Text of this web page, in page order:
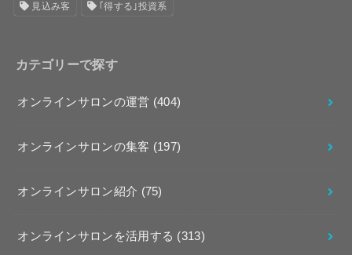
見込み客 ｢得する｣投資系
カテゴリーで探す
オンラインサロンの運営 (404)
オンラインサロンの集客 (197)
オンラインサロン紹介 (75)
オンラインサロンを活用する (313)